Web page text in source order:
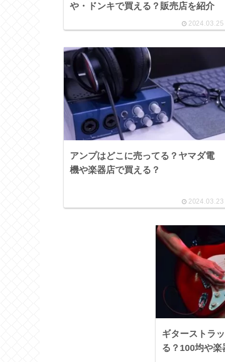
や・ドンキで買える？販売店を紹介
2024.03.25
アンプはどこに売ってる？ヤマダ電
機や楽器店で買える？
2024.03.23
ギターストラ
る？100均や